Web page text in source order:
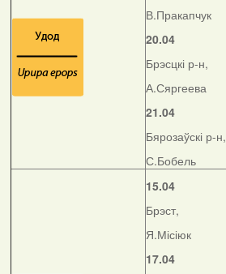
В.Пракапчук
20.04
Брэсцкі р-н,
А.Сяргеева
21.04
Бярозаўскі р-н,
С.Бобель
15.04
Брэст,
Я.Місіюк
17.04